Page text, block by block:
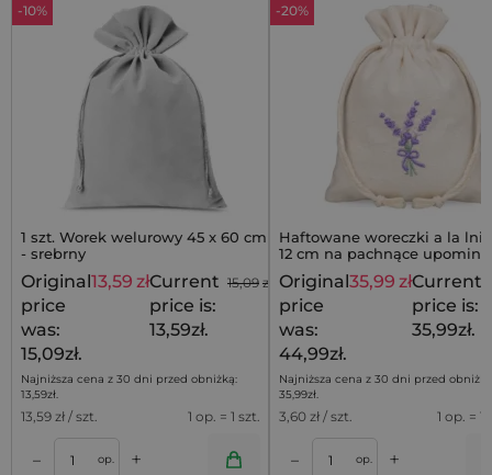
-10%
1 szt. Worek welurowy 45 x 60 cm
- srebrny
15,09 zł
Original
price
was:
15,09zł.
13,59 złCurrent
price is:
13,59zł.
Najniższa cena z 30 dni przed obniżką:
13,59zł.
13,59 zł / szt. 1 op. = 1 szt.
– op. +
-20%
Haftowane woreczki a la
12 cm na pachnące
zestaw 10 szt.
Original
price
was:
44,99zł.
35,99 złCurrent
price is:
35,99zł.
Najniższa cena z 30 dni przed
35,99zł.
3,60 zł / szt. 1 op. =
– op. +
Dodaj do koszyka